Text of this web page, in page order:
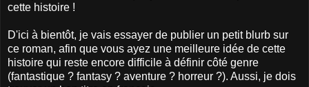
cette histoire !
D'ici à bientôt, je vais essayer de publier un petit blurb sur
ce roman, afin que vous ayez une meilleure idée de cette
histoire qui reste encore difficile à définir côté genre
(fantastique ? fantasy ? aventure ? horreur ?). Aussi, je dois